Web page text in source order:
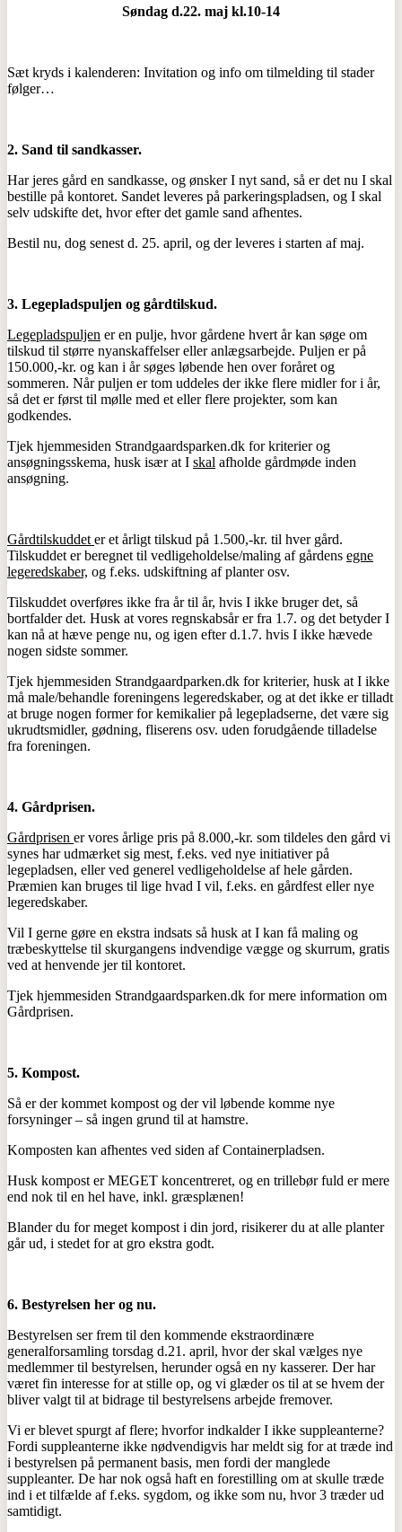
Søndag d.22. maj kl.10-14
Sæt kryds i kalenderen: Invitation og info om tilmelding til stader
følger…
2. Sand til sandkasser.
Har jeres gård en sandkasse, og ønsker I nyt sand, så er det nu I skal
bestille på kontoret. Sandet leveres på parkeringspladsen, og I skal
selv udskifte det, hvor efter det gamle sand afhentes.
Bestil nu, dog senest d. 25. april, og der leveres i starten af maj.
3. Legepladspuljen og gårdtilskud.
Legepladspuljen er en pulje, hvor gårdene hvert år kan søge om
tilskud til større nyanskaffelser eller anlægsarbejde. Puljen er på
150.000,-kr. og kan i år søges løbende hen over foråret og
sommeren. Når puljen er tom uddeles der ikke flere midler for i år,
så det er først til mølle med et eller flere projekter, som kan
godkendes.
Tjek hjemmesiden Strandgaardsparken.dk for kriterier og
ansøgningsskema, husk især at I skal afholde gårdmøde inden
ansøgning.
Gårdtilskuddet er et årligt tilskud på 1.500,-kr. til hver gård.
Tilskuddet er beregnet til vedligeholdelse/maling af gårdens egne
legeredskaber, og f.eks. udskiftning af planter osv.
Tilskuddet overføres ikke fra år til år, hvis I ikke bruger det, så
bortfalder det. Husk at vores regnskabsår er fra 1.7. og det betyder I
kan nå at hæve penge nu, og igen efter d.1.7. hvis I ikke hævede
nogen sidste sommer.
Tjek hjemmesiden Strandgaardparken.dk for kriterier, husk at I ikke
må male/behandle foreningens legeredskaber, og at det ikke er tilladt
at bruge nogen former for kemikalier på legepladserne, det være sig
ukrudtsmidler, gødning, fliserens osv. uden forudgående tilladelse
fra foreningen.
4. Gårdprisen.
Gårdprisen er vores årlige pris på 8.000,-kr. som tildeles den gård vi
synes har udmærket sig mest, f.eks. ved nye initiativer på
legepladsen, eller ved generel vedligeholdelse af hele gården.
Præmien kan bruges til lige hvad I vil, f.eks. en gårdfest eller nye
legeredskaber.
Vil I gerne gøre en ekstra indsats så husk at I kan få maling og
træbeskyttelse til skurgangens indvendige vægge og skurrum, gratis
ved at henvende jer til kontoret.
Tjek hjemmesiden Strandgaardsparken.dk for mere information om
Gårdprisen.
5. Kompost.
Så er der kommet kompost og der vil løbende komme nye
forsyninger – så ingen grund til at hamstre.
Komposten kan afhentes ved siden af Containerpladsen.
Husk kompost er MEGET koncentreret, og en trillebør fuld er mere
end nok til en hel have, inkl. græsplænen!
Blander du for meget kompost i din jord, risikerer du at alle planter
går ud, i stedet for at gro ekstra godt.
6. Bestyrelsen her og nu.
Bestyrelsen ser frem til den kommende ekstraordinære
generalforsamling torsdag d.21. april, hvor der skal vælges nye
medlemmer til bestyrelsen, herunder også en ny kasserer. Der har
været fin interesse for at stille op, og vi glæder os til at se hvem der
bliver valgt til at bidrage til bestyrelsens arbejde fremover.
Vi er blevet spurgt af flere; hvorfor indkalder I ikke suppleanterne?
Fordi suppleanterne ikke nødvendigvis har meldt sig for at træde ind
i bestyrelsen på permanent basis, men fordi der manglede
suppleanter. De har nok også haft en forestilling om at skulle træde
ind i et tilfælde af f.eks. sygdom, og ikke som nu, hvor 3 træder ud
samtidigt.